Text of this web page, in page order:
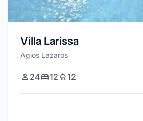
Villa Larissa
Agios Lazaros
24 12 12